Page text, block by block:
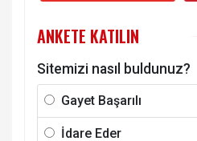
ANKETE KATILIN
Sitemizi nasıl buldunuz?
Gayet Başarılı
İdare Eder